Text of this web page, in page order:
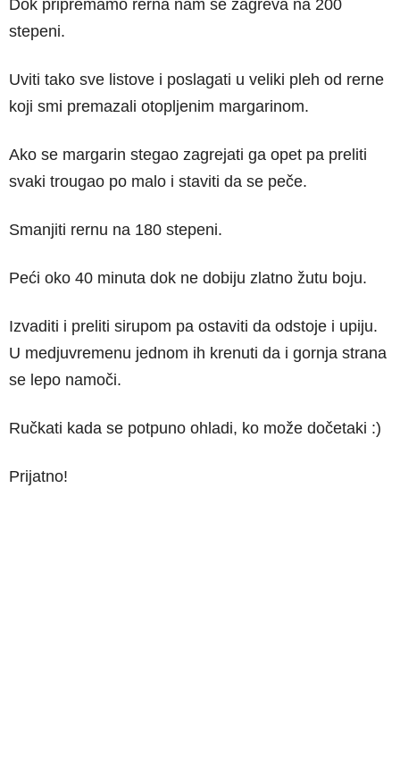
Dok pripremamo rerna nam se zagreva na 200
stepeni.
Uviti tako sve listove i poslagati u veliki pleh od rerne
koji smi premazali otopljenim margarinom.
Ako se margarin stegao zagrejati ga opet pa preliti
svaki trougao po malo i staviti da se peče.
Smanjiti rernu na 180 stepeni.
Peći oko 40 minuta dok ne dobiju zlatno žutu boju.
Izvaditi i preliti sirupom pa ostaviti da odstoje i upiju.
U medjuvremenu jednom ih krenuti da i gornja strana
se lepo namoči.
Ručkati kada se potpuno ohladi, ko može dočetaki :)
Prijatno!